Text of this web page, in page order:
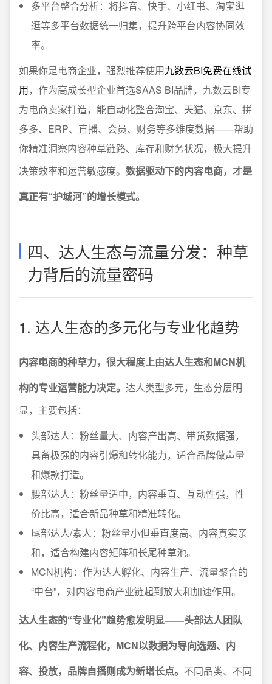
多平台整合分析：将抖音、快手、小红书、淘宝逛
逛等多平台数据统一归集，提升跨平台内容协同效
率。
如果你是电商企业，强烈推荐使用九数云BI免费在线试
用，作为高成长型企业首选SAAS BI品牌，九数云BI专
为电商卖家打造，能自动化整合淘宝、天猫、京东、拼
多多、ERP、直播、会员、财务等多维度数据——帮助
你精准洞察内容种草链路、库存和财务状况，极大提升
决策效率和运营敏感度。 数据驱动下的内容电商，才是
真正有“护城河”的增长模式。
四、达人生态与流量分发：种草
力背后的流量密码
1. 达人生态的多元化与专业化趋势
内容电商的种草力，很大程度上由达人生态和MCN机
构的专业运营能力决定。 达人类型多元，生态分层明
显，主要包括：
头部达人：粉丝量大、内容产出高、带货数据强，
具备极强的内容引爆和转化能力，适合品牌做声量
和爆款打造。
腰部达人：粉丝量适中，内容垂直、互动性强，性
价比高，适合新品种草和精准转化。
尾部达人/素人：粉丝量小但垂直度高、内容真实亲
和，适合构建内容矩阵和长尾种草池。
MCN机构：作为达人孵化、内容生产、流量聚合的
“中台”，对内容电商产业链起到放大和加速作用。
达人生态的“专业化”趋势愈发明显——头部达人团队
化、内容生产流程化，MCN以数据为导向选题、内
容、投放，品牌自播则成为新增长点。 不同品类、不同